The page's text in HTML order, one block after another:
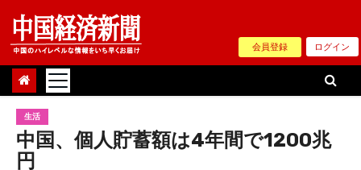
Skip
content
会員登録 ログイン
生活
中国、個人貯蓄額は4年間で1200兆
円